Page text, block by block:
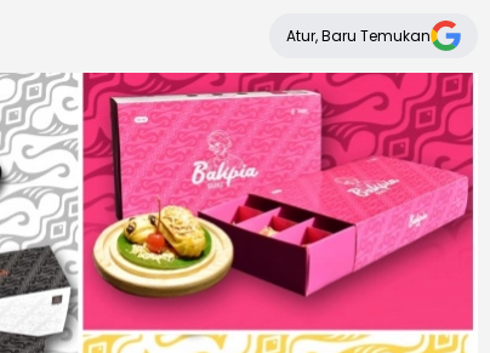
Atur, Baru Temukan